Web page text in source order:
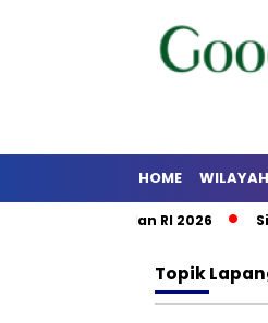
HOME WILAYAH
Kalsel dan RI 2026
Topik